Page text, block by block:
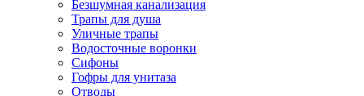
Безшумная канализация
Трапы для душа
Уличные трапы
Водосточные воронки
Сифоны
Гофры для унитаза
Отводы